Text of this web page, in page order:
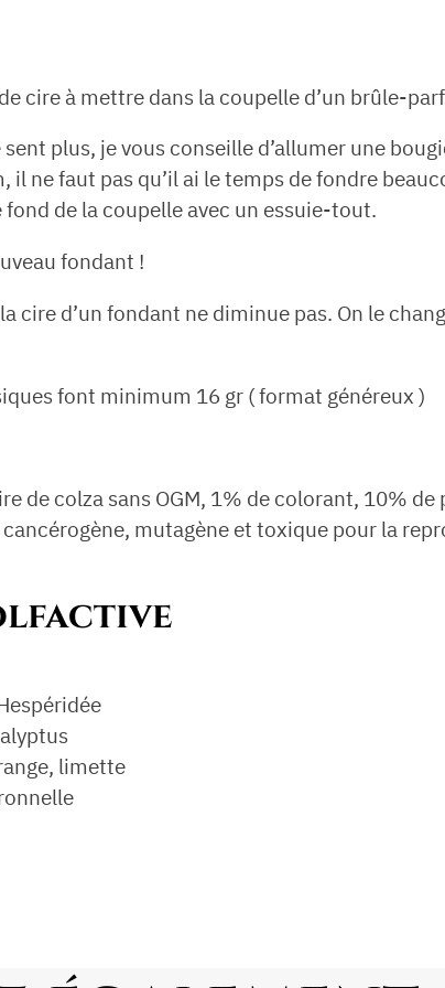
cire à mettre dans la coupelle d’un brûle-
plus, je vous conseille d’allumer une
ne faut pas qu’il ai le temps de fondre
fond de la coupelle avec un essuie-tout.
fondant !
cire d’un fondant ne diminue pas. On le
font minimum 16 gr ( format généreux )
de colza sans OGM, 1% de colorant, 10%
mutagène et toxique pour la
limette